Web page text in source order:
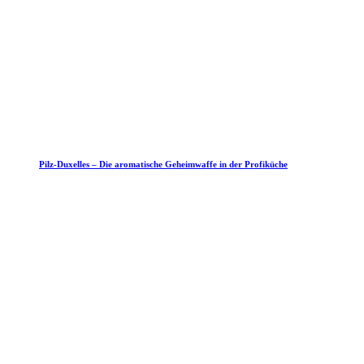
Pilz-Duxelles – Die aromatische Geheimwaffe in der Profiküche